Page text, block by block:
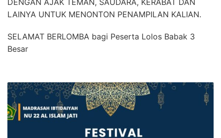
LAINYA UNTUK MENONTON PENAMPILAN KALIAN.
SELAMAT BERLOMBA bagi Peserta Lolos Babak 3
Besar